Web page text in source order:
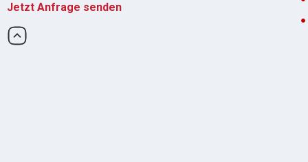
Jetzt Anfrage senden